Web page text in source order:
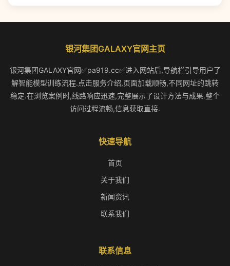
银河集团GALAXY官网主页
银河集团GALAXY官网✅pa919.cc✅进入网站后,导航栏引导用户了
解智能模型训练流程.点击服务介绍,页面加载顺畅,不同网址的跳转
稳定.在浏览案例时,线路响应迅速,完整展示了设计方法与成果.整个
访问过程流畅,信息获取直接.
快速导航
首页
关于我们
新闻资讯
联系我们
联系信息